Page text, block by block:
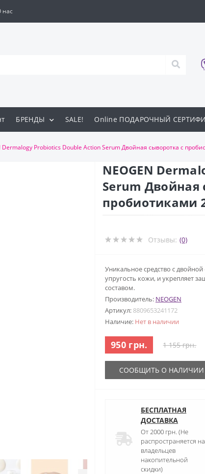
нас
БРЕНДЫ SALE! Online ПОДАРОЧНЫЙ
Dermalogy Probiotics Double Action Serum Двойная сыворотка с
NEOGEN
Serum Двойная
пробиотиками
Отзывы: (0)
Уникальное средство с
упругость кожи, и укрепляет
составом.
Производитель: NEOGEN
Артикул: 8809653241172
Наличие: Нет в наличии
950 грн. 1 155 грн.
СООБЩИТЬ О НАЛИЧИИ
БЕСПЛАТНАЯ
ДОСТАВКА
От 2000 грн. (Не
распространяется на
владельцев
накопительной
скидки)